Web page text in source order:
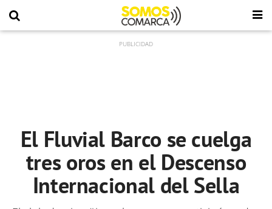
El Fluvial Barco se cuelga
tres oros en el Descenso
Internacional del Sella